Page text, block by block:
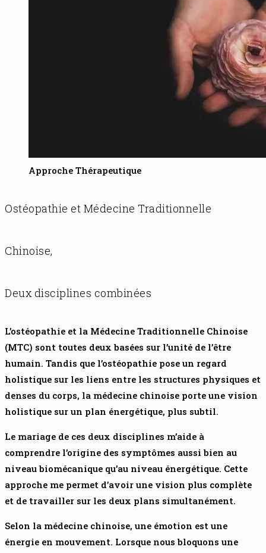
Approche Thérapeutique
Ostéopathie et Médecine Traditionnelle
Chinoise,
Deux disciplines combinées
L’ostéopathie et la Médecine Traditionnelle Chinoise
(MTC) sont toutes deux basées sur l’unité de l’être
humain. Tandis que l’ostéopathie pose un regard
holistique sur les liens entre les structures physiques et
denses du corps, la médecine chinoise porte une vision
holistique sur un plan énergétique, plus subtil.
Le mariage de ces deux disciplines m’aide à
comprendre l’origine des symptômes aussi bien au
niveau biomécanique qu’au niveau énergétique. Cette
approche me permet d’avoir une vision plus complète
et de travailler sur les deux plans simultanément.
Selon la médecine chinoise, une émotion est une
énergie en mouvement. Lorsque nous bloquons une